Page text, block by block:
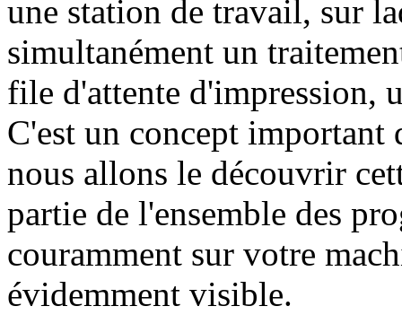
une station de travail, sur
simultanément un
file d'attente d'impression,
C'est un concept important
nous allons le découvrir
partie de l'ensemble des
couramment sur votre
évidemment visible.